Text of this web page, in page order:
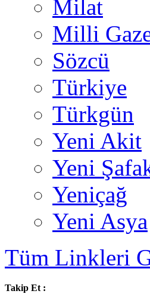
Milat
Milli
Sözcü
Türkiye
Türkgün
Yeni Akit
Yeni
Yeniçağ
Yeni Asya
Tüm Linkleri
Takip Et :